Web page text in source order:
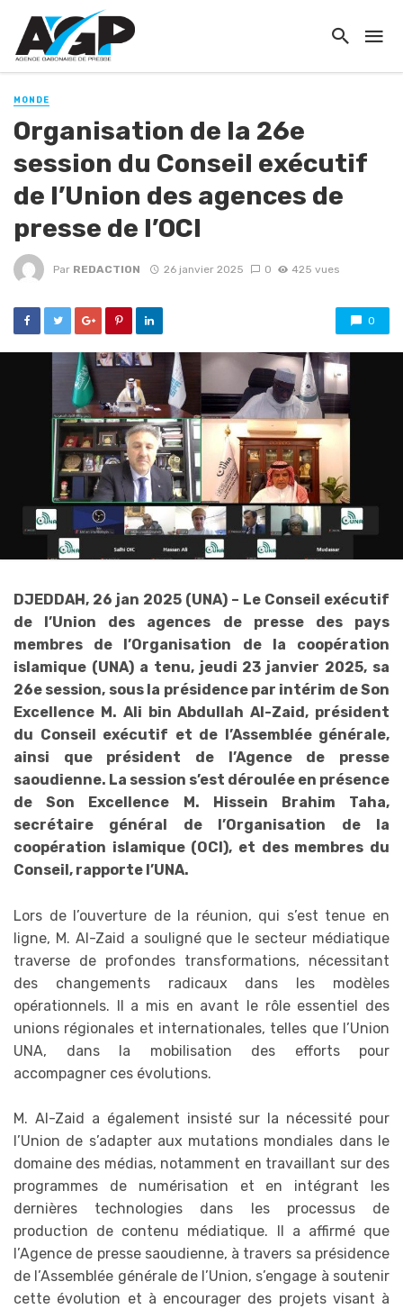
MONDE
Organisation de la 26e
session du Conseil exécutif
de l’Union des agences de
presse de l’OCI
Par REDACTION 26 janvier 2025 0 425 vues
0
DJEDDAH, 26 jan 2025 (UNA) – Le Conseil exécutif
de l’Union des agences de presse des pays
membres de l’Organisation de la coopération
islamique (UNA) a tenu, jeudi 23 janvier 2025, sa
26e session, sous la présidence par intérim de Son
Excellence M. Ali bin Abdullah Al-Zaid, président
du Conseil exécutif et de l’Assemblée générale,
ainsi que président de l’Agence de presse
saoudienne. La session s’est déroulée en présence
de Son Excellence M. Hissein Brahim Taha,
secrétaire général de l’Organisation de la
coopération islamique (OCI), et des membres du
Conseil, rapporte l’UNA.
Lors de l’ouverture de la réunion, qui s’est tenue en
ligne, M. Al-Zaid a souligné que le secteur médiatique
traverse de profondes transformations, nécessitant
des changements radicaux dans les modèles
opérationnels. Il a mis en avant le rôle essentiel des
unions régionales et internationales, telles que l’Union
UNA, dans la mobilisation des efforts pour
accompagner ces évolutions.
M. Al-Zaid a également insisté sur la nécessité pour
l’Union de s’adapter aux mutations mondiales dans le
domaine des médias, notamment en travaillant sur des
programmes de numérisation et en intégrant les
dernières technologies dans les processus de
production de contenu médiatique. Il a affirmé que
l’Agence de presse saoudienne, à travers sa présidence
de l’Assemblée générale de l’Union, s’engage à soutenir
cette évolution et à encourager des projets visant à